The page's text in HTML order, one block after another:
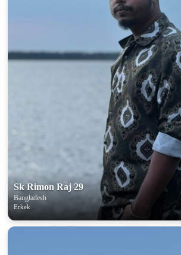
Sk Rimon Raj 29
Bangladesh
Erkek